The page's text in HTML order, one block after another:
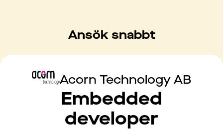
Ansök snabbt
Acorn Technology AB
Embedded
developer